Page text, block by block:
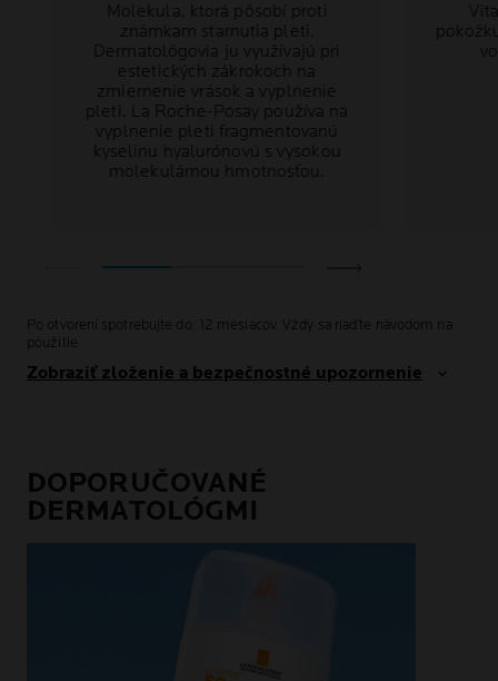
Molekula, ktorá pôsobí proti
známkam starnutia pleti.
Dermatológovia ju využívajú pri
estetických zákrokoch na
zmiernenie vrások a vyplnenie
pleti. La Roche-Posay používa na
vyplnenie pleti fragmentovanú
kyselinu hyalurónovú s vysokou
molekulárnou hmotnosťou.
Po otvorení spotrebujte do: 12 mesiacov. Vždy sa riaďte návodom na
použitie
Zobraziť zloženie a bezpečnostné upozornenie
DOPORUČOVANÉ
DERMATOLÓGMI